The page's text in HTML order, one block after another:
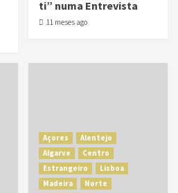
ti” numa Entrevista
11 meses ago
Açores
Alentejo
Algarve
Centro
Estrangeiro
Lisboa
Madeira
Norte